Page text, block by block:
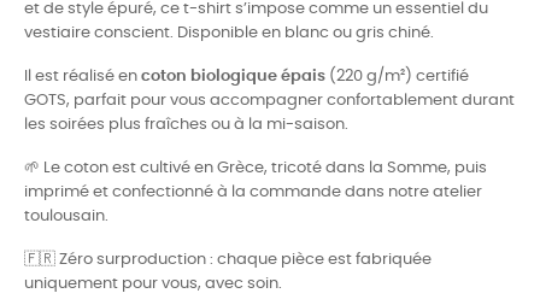
et de style épuré, ce t-shirt s’impose comme un essentiel du
vestiaire conscient. Disponible en blanc ou gris chiné.
Il est réalisé en coton biologique épais (220 g/m²) certifié
GOTS, parfait pour vous accompagner confortablement durant
les soirées plus fraîches ou à la mi-saison.
🌱 Le coton est cultivé en Grèce, tricoté dans la Somme, puis
imprimé et confectionné à la commande dans notre atelier
toulousain.
🇫🇷 Zéro surproduction : chaque pièce est fabriquée
uniquement pour vous, avec soin.